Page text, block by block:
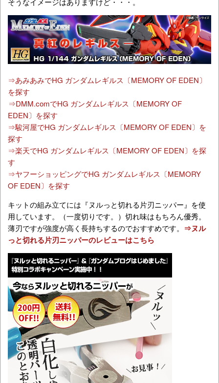
⇒あみあみでHG ガンダムレギルス〔MEMORY OF EDEN〕
を探す
⇒DMM.comでHG ガンダムレギルス〔MEMORY OF
EDEN〕を探す
⇒駿河屋でHG ガンダムレギルス〔MEMORY OF EDEN〕を
探す
⇒楽天でHG ガンダムレギルス〔MEMORY OF EDEN〕を探
す
⇒ヤフーショッピングでHG ガンダムレギルス〔MEMORY
OF EDEN〕を探す
キットの組み立てには『ヌルっと切れる片刃ニッパー』を使
用しています。（一度切りです。）切れ味はもちろん優秀。
薄刃ですが強度が高く長持ちするのでおすすめです。 ⇒ヌル
っと切れる片刃ニッパーのレビューはこちら